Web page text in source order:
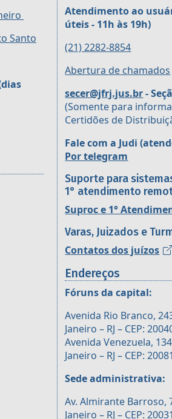
Santo
Atendimento ao
úteis - 11h às 19h)
(21) 2282-8854
Abertura de chamados
secer@jfrj.jus.br-
(Somente para
Certidões de
Fale com a Judi
Por telegram
Suporte para
1° atendimento
Suproc e 1°
Varas, Juizados e
Contatos dos juízos
Endereços
Fóruns da capital:
Avenida Rio Branco,
Janeiro – RJ – CEP:
Avenida Venezuela,
Janeiro – RJ – CEP:
Sede administrativa:
Av. Almirante Barroso,
Janeiro – RJ – CEP: